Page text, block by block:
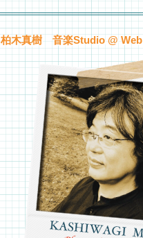
柏木真樹 音楽Studio @ Web